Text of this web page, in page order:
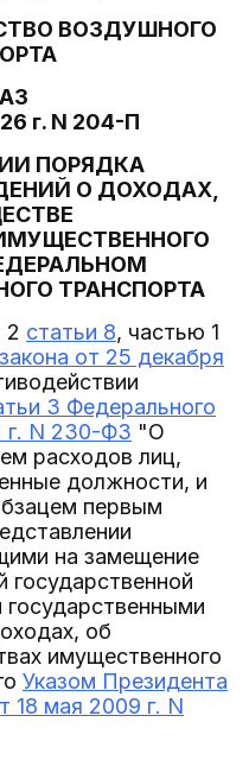
ВОЗДУШНОГО
г. N 204-П
ПОРЯДКА
О ДОХОДАХ,
ТРАНСПОРТА
2 статьи 8, частью 1
от 25 декабря
3 Федерального
г. N 230-ФЗ "О
расходов лиц,
должности, и
первым
на замещение
об
имущественного
Указом Президента
18 мая 2009 г. N